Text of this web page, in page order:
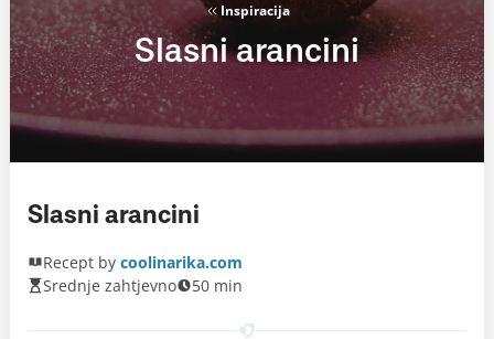
Inspiracija
Slasni arancini
Slasni arancini
Recept by coolinarika.com
Srednje zahtjevno
50 min